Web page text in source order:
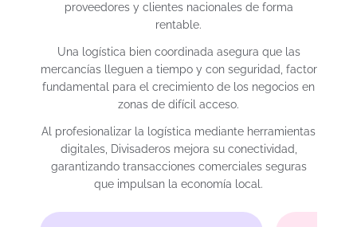
proveedores y clientes nacionales de forma
rentable.
Una logística bien coordinada asegura que las
mercancías lleguen a tiempo y con seguridad, factor
fundamental para el crecimiento de los negocios en
zonas de difícil acceso.
Al profesionalizar la logística mediante herramientas
digitales, Divisaderos mejora su conectividad,
garantizando transacciones comerciales seguras
que impulsan la economía local.